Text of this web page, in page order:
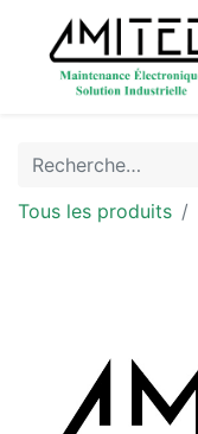
Tous les produits